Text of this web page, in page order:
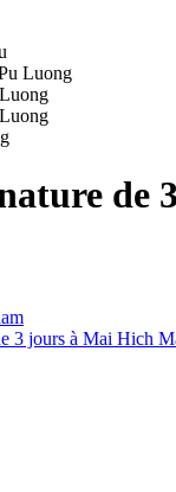
de
3 jours à Mai Hich